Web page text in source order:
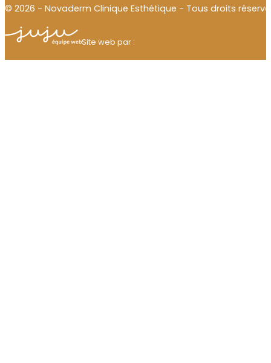
© 2026 - Novaderm Clinique Esthétique - Tous droits
Site web par :